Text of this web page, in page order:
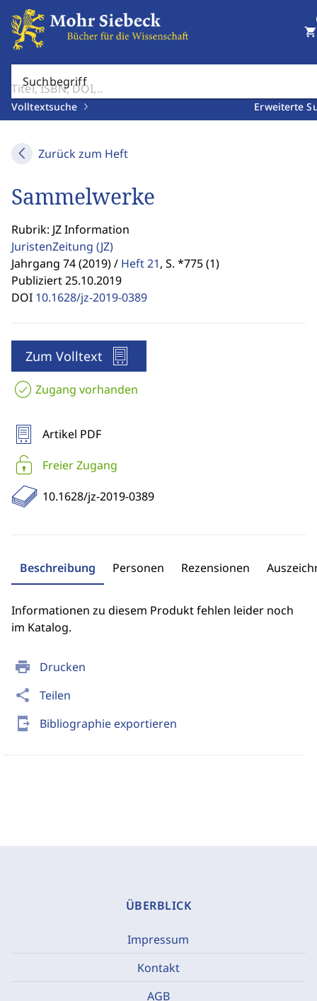
Suchbegriff
Volltextsuche Erweiterte
shopping_cart
Zurück zum Heft
print Drucken
share Teilen
send_to_mobile Bibliographie exportieren
Sammelwerke
Rubrik: JZ Information
JuristenZeitung (JZ)
Jahrgang 74 (2019) / Heft 21, S. *775 (1)
Publiziert 25.10.2019
DOI 10.1628/jz-2019-0389
Zum Volltext
Zugang vorhanden
Artikel PDF
Freier Zugang
10.1628/jz-2019-0389
Beschreibung Personen Rezensionen
Informationen zu diesem Produkt fehlen leider noch
im Katalog.
ÜBERBLICK
Impressum
Kontakt
AGB